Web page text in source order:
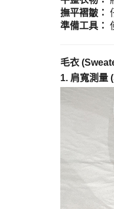
撫平褶皺：
準備工具：
毛衣
1. 肩寬測量